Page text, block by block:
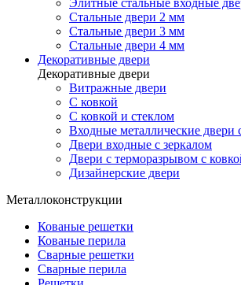
Элитные стальные входные
Стальные двери 2 мм
Стальные двери 3 мм
Стальные двери 4 мм
Декоративные двери
Декоративные двери
Витражные двери
С ковкой
С ковкой и стеклом
Входные металлические двери
Двери входные с зеркалом
Двери с терморазрывом с
Дизайнерские двери
Металлоконструкции
Кованые решетки
Кованые перила
Сварные решетки
Сварные перила